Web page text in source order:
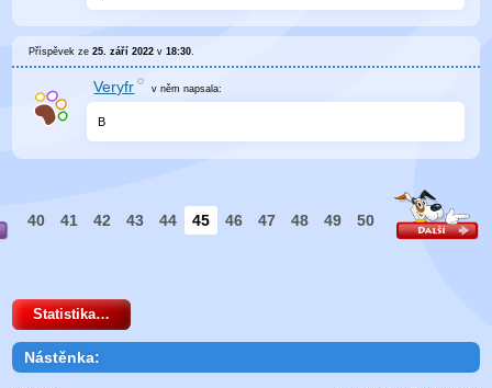
Příspěvek ze25. září 2022 v18:30.
Veryfr v němnapsala:
B
40 41 42 43 44 45 46 47 48 49 50
Statistika…
Nástěnka: